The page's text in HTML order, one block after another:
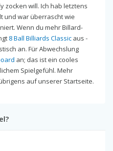
zocken will. Ich hab letztens
und war überrascht wie
Wenn du mehr Billard-
8 Ball Billiards Classic aus -
an. Für Abwechslung
an; das ist ein cooles
Spielgefühl. Mehr
auf unserer Startseite.